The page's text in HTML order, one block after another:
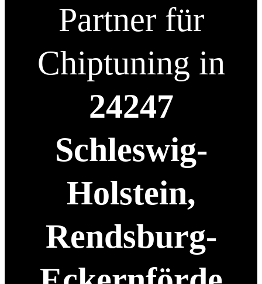
Partner für
Chiptuning in
24247
Schleswig-
Holstein,
Rendsburg-